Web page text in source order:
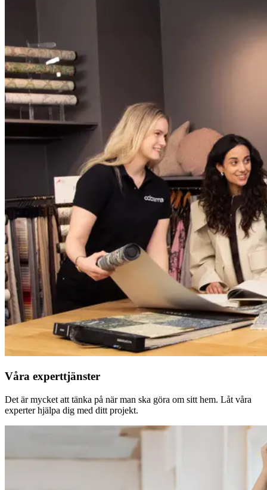
Våra experttjänster
Det är mycket att tänka på när man ska göra om sitt hem. Låt våra
experter hjälpa dig med ditt projekt.